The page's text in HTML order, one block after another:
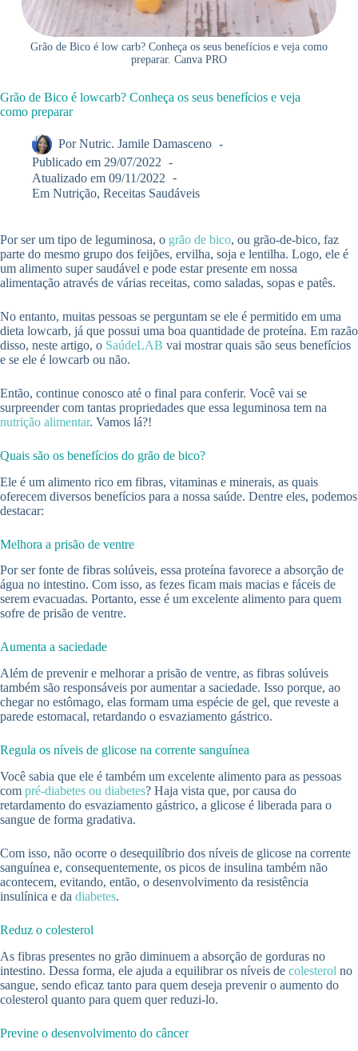
Grão de Bico é low carb? Conheça os seus benefícios e veja como
preparar. Canva PRO
Grão de Bico é lowcarb? Conheça os seus benefícios e veja
como preparar
Por Nutric. Jamile Damasceno
Publicado em 29/07/2022
Atualizado em 09/11/2022
Em Nutrição,Receitas Saudáveis
Por ser um tipo de leguminosa, o grão de bico, ou grão-de-bico, faz
parte do mesmo grupo dos feijões, ervilha, soja e lentilha. Logo, ele é
um alimento super saudável e pode estar presente em nossa
alimentação através de várias receitas, como saladas, sopas e patês.
No entanto, muitas pessoas se perguntam se ele é permitido em uma
dieta lowcarb, já que possui uma boa quantidade de proteína. Em razão
disso, neste artigo, o SaúdeLAB vai mostrar quais são seus benefícios
e se ele é lowcarb ou não.
Então, continue conosco até o final para conferir. Você vai se
surpreender com tantas propriedades que essa leguminosa tem na
nutrição alimentar. Vamos lá?!
Quais são os benefícios do grão de bico?
Ele é um alimento rico em fibras, vitaminas e minerais, as quais
oferecem diversos benefícios para a nossa saúde. Dentre eles, podemos
destacar:
Melhora a prisão de ventre
Por ser fonte de fibras solúveis, essa proteína favorece a absorção de
água no intestino. Com isso, as fezes ficam mais macias e fáceis de
serem evacuadas. Portanto, esse é um excelente alimento para quem
sofre de prisão de ventre.
Aumenta a saciedade
Além de prevenir e melhorar a prisão de ventre, as fibras solúveis
também são responsáveis por aumentar a saciedade. Isso porque, ao
chegar no estômago, elas formam uma espécie de gel, que reveste a
parede estomacal, retardando o esvaziamento gástrico.
Regula os níveis de glicose na corrente sanguínea
Você sabia que ele é também um excelente alimento para as pessoas
com pré-diabetes ou diabetes? Haja vista que, por causa do
retardamento do esvaziamento gástrico, a glicose é liberada para o
sangue de forma gradativa.
Com isso, não ocorre o desequilíbrio dos níveis de glicose na corrente
sanguínea e, consequentemente, os picos de insulina também não
acontecem, evitando, então, o desenvolvimento da resistência
insulínica e da diabetes.
Reduz o colesterol
As fibras presentes no grão diminuem a absorção de gorduras no
intestino. Dessa forma, ele ajuda a equilibrar os níveis de colesterol no
sangue, sendo eficaz tanto para quem deseja prevenir o aumento do
colesterol quanto para quem quer reduzi-lo.
Previne o desenvolvimento do câncer